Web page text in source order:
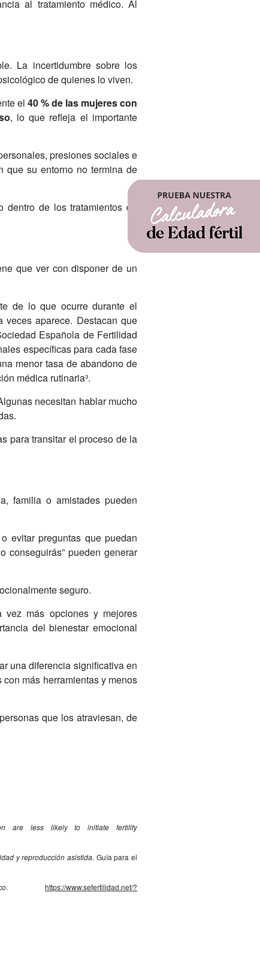
al tratamiento médico. Al
La incertidumbre sobre los
de quienes lo viven.
el40 % de las mujeres con
, lo que refleja el importante
presiones sociales e
que su entorno no termina de
de los tratamientos de
que ver con disponer de un
de lo que ocurre durante el
aparece. Destacan que
Española de Fertilidad
específicas para cada fase
menor tasa de abandono de
médica rutinaria³.
necesitan hablar mucho
para transitar el proceso de la
familia o amistades pueden
evitar preguntas que puedan
conseguirás” pueden generar
seguro.
vez más opciones y mejores
del bienestar emocional
una diferencia significativa en
más herramientas y menos
que los atraviesan, de
are less likely to initiate fertility
y reproducción asistida. Guía para el
.https://www.sefertilidad.net/?